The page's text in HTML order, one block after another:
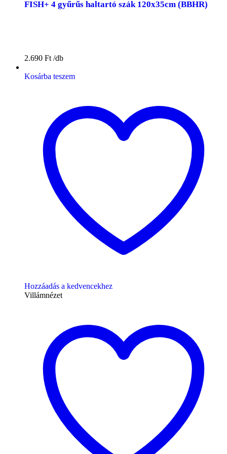
FISH+ 4 gyűrűs haltartó szák 120x35cm (BBHR)
2.690 Ft
Kosárba teszem
Hozzáadás a kedvencekhez
Villámnézet